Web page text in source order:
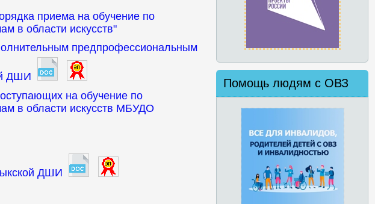
приема на обучение по
в области искусств"
предпрофессиональным
ДШИ
на обучение по
в области искусств МБУДО
ДШИ
Помощь людям с ОВЗ